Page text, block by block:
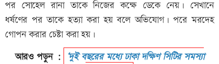
পর সোহেল রানা তাকে নিজের কক্ষে ডেকে নেয়। সেখানে
ধর্ষণের পর তাকে হত্যা করা হয় বলে অভিযোগ। পরে মরদেহ
গোপন করার চেষ্টা করা হয়।
আরও পড়ুন : ‘দুই বছরের মধ্যে ঢাকা দক্ষিণ সিটির সমস্যা